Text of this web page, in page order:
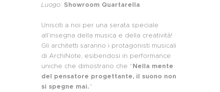
Luogo: Showroom Quartarella
Unisciti a noi per una serata speciale
all’insegna della musica e della creatività!
Gli architetti saranno i protagonisti musicali
di ArchiNote, esibendosi in performance
uniche che dimostrano che “Nella mente
del pensatore progettante, il suono non
si spegne mai.“